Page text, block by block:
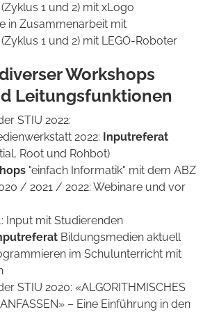
1 und 2) mit xLogo
in Zusammenarbeit mit
1 und 2) mit LEGO-Roboter
Workshops
Leitungsfunktionen
STIU 2022:
2022: Inputreferat
Root und Rohbot)
"einfach Informatik" mit dem ABZ
/ 2021 / 2022: Webinare und vor
Input mit Studierenden
Bildungsmedien aktuell
im Schulunterricht mit
STIU 2020: «ALGORITHMISCHES
– Eine Einführung in den